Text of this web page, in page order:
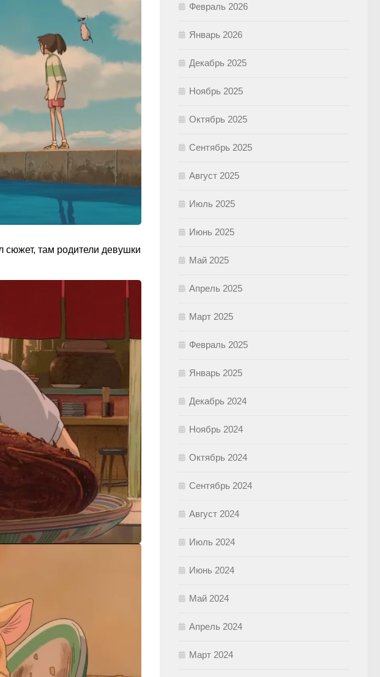
сюжет, там родители девушки
Февраль 2026
Январь 2026
Декабрь 2025
Ноябрь 2025
Октябрь 2025
Сентябрь 2025
Август 2025
Июль 2025
Июнь 2025
Май 2025
Апрель 2025
Март 2025
Февраль 2025
Январь 2025
Декабрь 2024
Ноябрь 2024
Октябрь 2024
Сентябрь 2024
Август 2024
Июль 2024
Июнь 2024
Май 2024
Апрель 2024
Март 2024